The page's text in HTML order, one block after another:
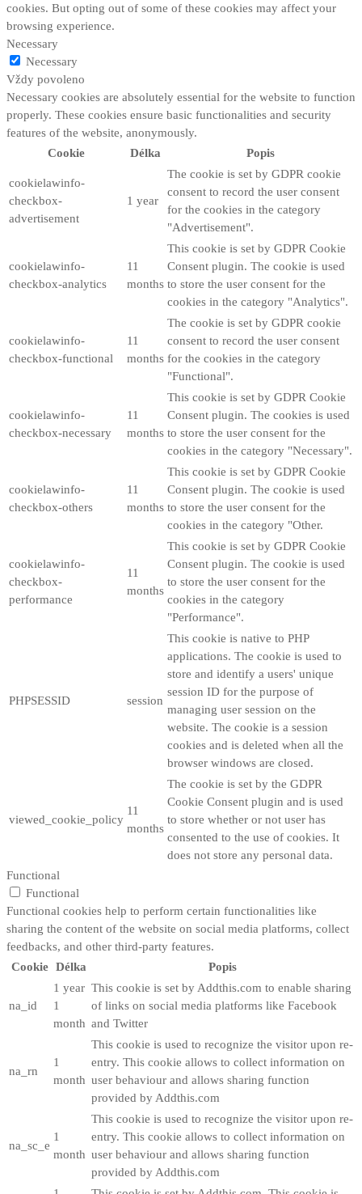
cookies. But opting out of some of these cookies may affect your
browsing experience.
Necessary
Necessary
Vždy povoleno
Necessary cookies are absolutely essential for the website to function
properly. These cookies ensure basic functionalities and security
features of the website, anonymously.
Cookie
Délka Popis
cookielawinfo-
checkbox-
advertisement
1 year
The cookie is set by GDPR cookie
consent to record the user consent
for the cookies in the category
"Advertisement".
cookielawinfo-
checkbox-analytics
11
months
This cookie is set by GDPR Cookie
Consent plugin. The cookie is used
to store the user consent for the
cookies in the category "Analytics".
cookielawinfo-
checkbox-functional
11
months
The cookie is set by GDPR cookie
consent to record the user consent
for the cookies in the category
"Functional".
cookielawinfo-
checkbox-necessary
11
months
This cookie is set by GDPR Cookie
Consent plugin. The cookies is used
to store the user consent for the
cookies in the category "Necessary".
cookielawinfo-
checkbox-others
11
months
This cookie is set by GDPR Cookie
Consent plugin. The cookie is used
to store the user consent for the
cookies in the category "Other.
cookielawinfo-
checkbox-
performance
11
months
This cookie is set by GDPR Cookie
Consent plugin. The cookie is used
to store the user consent for the
cookies in the category
"Performance".
PHPSESSID session
This cookie is native to PHP
applications. The cookie is used to
store and identify a users' unique
session ID for the purpose of
managing user session on the
website. The cookie is a session
cookies and is deleted when all the
browser windows are closed.
viewed_cookie_policy
11
months
The cookie is set by the GDPR
Cookie Consent plugin and is used
to store whether or not user has
consented to the use of cookies. It
does not store any personal data.
Functional
Functional
Functional cookies help to perform certain functionalities like
sharing the content of the website on social media platforms, collect
feedbacks, and other third-party features.
Cookie Délka Popis
na_id
1 year
1
month
This cookie is set by Addthis.com to enable sharing
of links on social media platforms like Facebook
and Twitter
na_rn
1
month
This cookie is used to recognize the visitor upon re-
entry. This cookie allows to collect information on
user behaviour and allows sharing function
provided by Addthis.com
na_sc_e
1
month
This cookie is used to recognize the visitor upon re-
entry. This cookie allows to collect information on
user behaviour and allows sharing function
provided by Addthis.com